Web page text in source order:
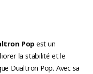
Popest un
la stabilité et le
Dualtron Pop. Avec sa